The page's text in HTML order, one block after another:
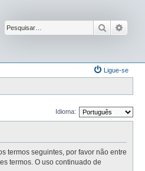
Pesquisar
Ligue-se
Idioma:
termos seguintes, por favor não entre
termos. O uso continuado de